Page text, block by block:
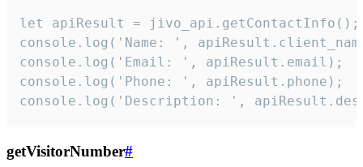
let apiResult = jivo_api.getContactInfo();
console.log('Name: ',
console.log('Email: ', apiResult.email);
console.log('Phone: ', apiResult.phone);
console.log('Description: ',
getVisitorNumber#